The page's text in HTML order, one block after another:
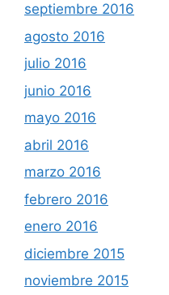
septiembre 2016
agosto 2016
julio 2016
junio 2016
mayo 2016
abril 2016
marzo 2016
febrero 2016
enero 2016
diciembre 2015
noviembre 2015